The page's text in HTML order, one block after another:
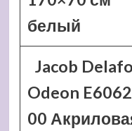
белый
Jacob
Odeon
00